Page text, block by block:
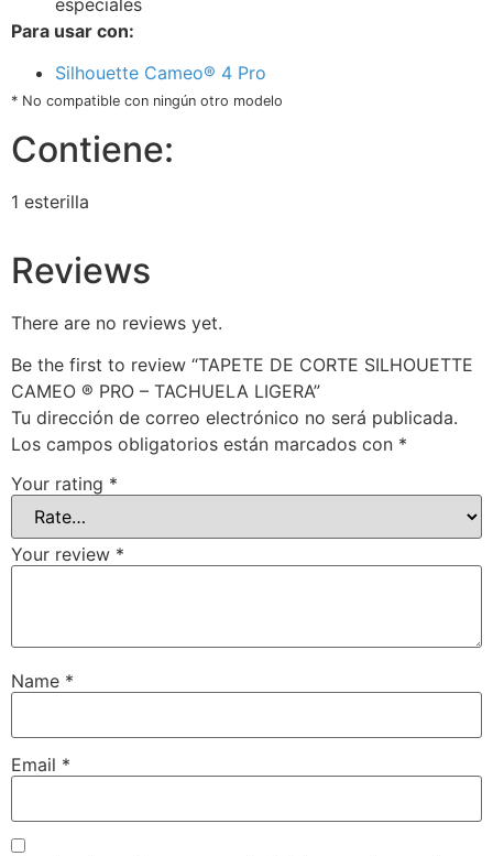
Para usar con:
Silhouette Cameo® 4 Pro
* No compatible con ningún otro modelo
Contiene:
1 esterilla
Reviews
There are no reviews yet.
Be the first to review “TAPETE DE CORTE SILHOUETTE
CAMEO ® PRO – TACHUELA LIGERA”
Tu dirección de correo electrónico no será publicada.
Los campos obligatorios están marcados con *
Your rating *
Your review *
Name *
Email *